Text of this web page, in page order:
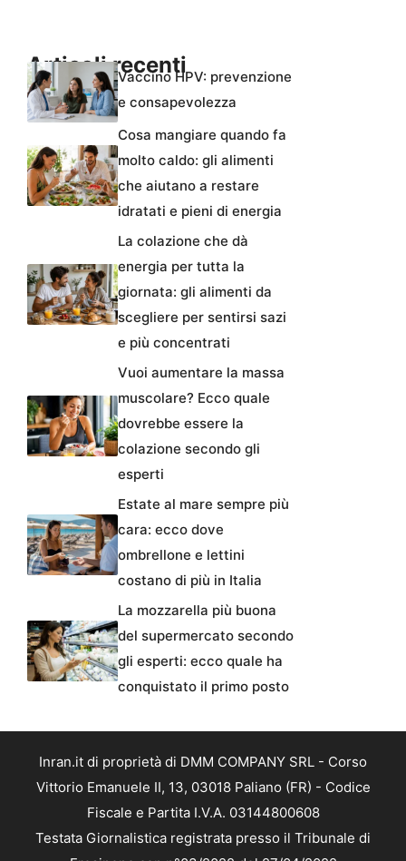
Articoli recentiVaccino HPV: prevenzione
e consapevolezza
Cosa mangiare quando fa
molto caldo: gli alimenti
che aiutano a restare
idratati e pieni di energia
La colazione che dà
energia per tutta la
giornata: gli alimenti da
scegliere per sentirsi sazi
e più concentrati
Vuoi aumentare la massa
muscolare? Ecco quale
dovrebbe essere la
colazione secondo gli
esperti
Estate al mare sempre più
cara: ecco dove
ombrellone e lettini
costano di più in Italia
La mozzarella più buona
del supermercato secondo
gli esperti: ecco quale ha
conquistato il primo posto
Inran.it di proprietà di DMM COMPANY SRL - Corso
Vittorio Emanuele II, 13, 03018 Paliano (FR) - Codice
Fiscale e Partita I.V.A. 03144800608
Testata Giornalistica registrata presso il Tribunale di